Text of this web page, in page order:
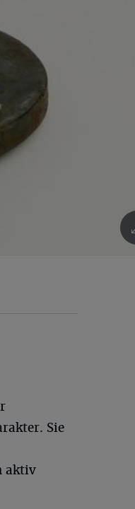
Sie
aktiv